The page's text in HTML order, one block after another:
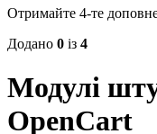
Отримайте 4-те
Додано 0 із 4
Модулі
OpenCart